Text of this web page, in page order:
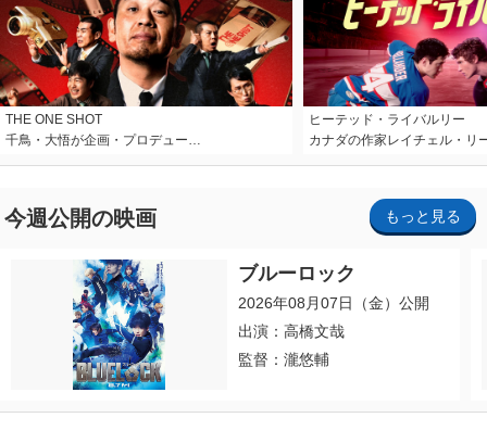
THE ONE SHOT
千鳥・大悟が企画・プロデュー…
ヒーテッド・ライバルリー
カナダの作家レイチェル・リ
今週公開の映画 もっと見る
ブルーロック
2026年08月07日（金）公開
出演：高橋文哉
監督：瀧悠輔